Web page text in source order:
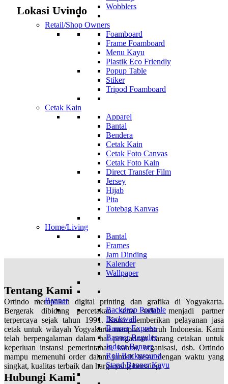
Wobblers
Retail/Shop Owners
Foamboard
Frame Foamboard
Menu Kayu
Plastik Eco Friendly
Popup Table
Stiker
Tripod Foamboard
Cetak Kain
Apparel
Bantal
Bendera
Cetak Kain
Cetak Foto Canvas
Cetak Foto Kain
Direct Transfer Film
Jersey
Hijab
Pita
Totebag Kanvas
Home/Living
Bantal
Frames
Jam Dinding
Kalender
Wallpaper
Banner
Backdrop Portable
Backwall
Banner Express
Banner Reguler
Indoor Banner
Roll Background
Stand Banner Kayu
Lokasi Uvindo
Tentang Kami
Ortindo merupakan digital printing dan grafika di Yogyakarta.
Bergerak dibidang percetakan serta sudah menjadi partner
terpercaya sejak tahun 1991. Kami memberikan pelayanan jasa
cetak untuk wilayah Yogyakarta maupun seluruh Indonesia. Kami
telah berpengalaman dalam hal pengadaan barang cetakan untuk
keperluan instansi pemerintahan, kantor, organisasi, dsb. Ortindo
mampu memenuhi order dalam jumlah besar dengan waktu yang
singkat, kualitas terbaik dan harga yang bersaing.
Hubungi Kami